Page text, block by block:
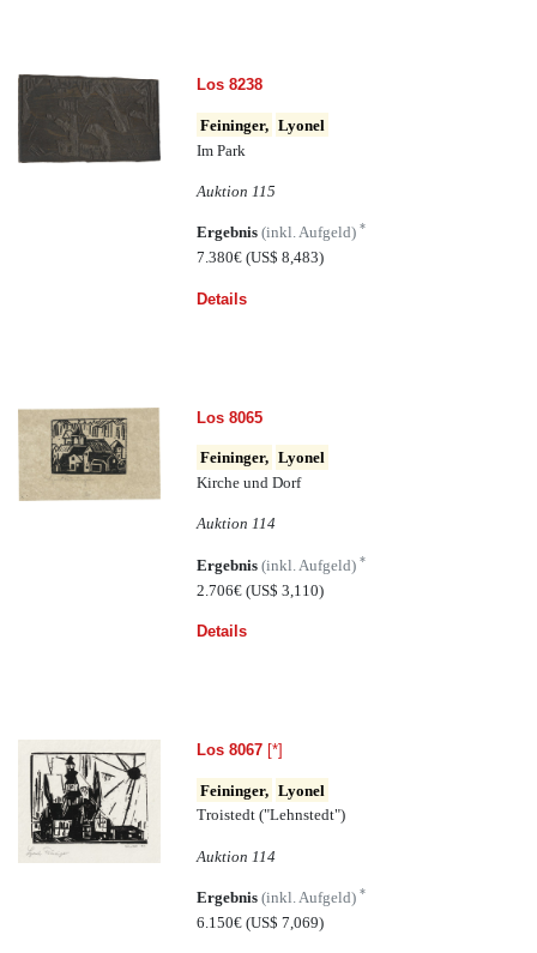
Los 8238
Feininger, Lyonel
Im Park
Auktion 115
Ergebnis(inkl. Aufgeld)*
7.380€(US$ 8,483)
Details
Los 8065
Feininger, Lyonel
Kirche und Dorf
Auktion 114
Ergebnis(inkl. Aufgeld)*
2.706€(US$ 3,110)
Details
Los 8067 [*]
Feininger, Lyonel
Troistedt ("Lehnstedt")
Auktion 114
Ergebnis(inkl. Aufgeld)*
6.150€(US$ 7,069)